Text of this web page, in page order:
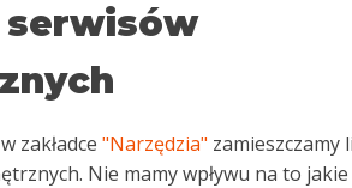
zakładce "Narzędzia" zamieszczamy
Nie mamy wpływu na to